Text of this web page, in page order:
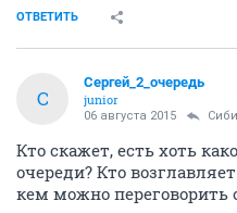
ОТВЕТИТЬ
С
Сергей_2_очередь
junior
06 августа 2015
Кто скажет, есть хоть
очереди? Кто
кем можно переговорить